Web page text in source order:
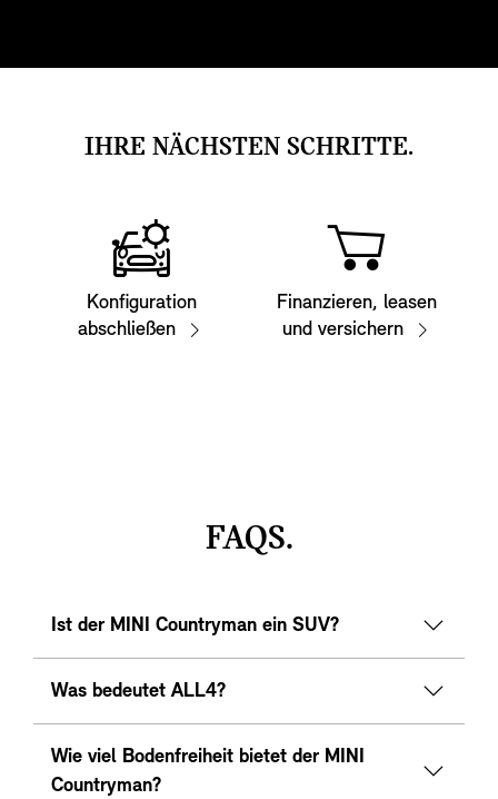
IHRE NÄCHSTEN SCHRITTE.
Konfiguration
abschließen
Finanzieren, leasen
und versichern
FAQS.
Ist der MINI Countryman ein SUV?
Was bedeutet ALL4?
Wie viel Bodenfreiheit bietet der MINI
Countryman?